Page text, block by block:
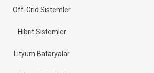
Off-Grid Sistemler
Hibrit Sistemler
Lityum Bataryalar